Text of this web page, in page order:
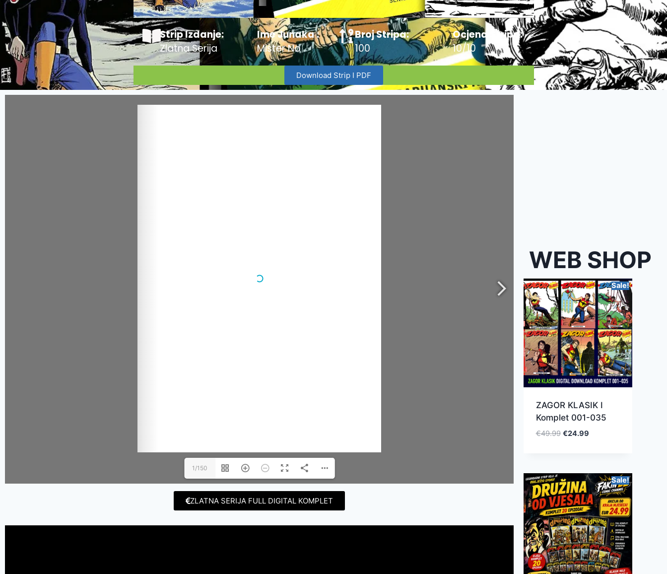
Strip Izdanje:
Zlatna Serija
Ime Junaka :
Mister No
Broj Stripa:
100
Ocjena Stripa:
10/10
Download Strip I PDF
1/150
ZLATNA SERIJA FULL DIGITAL KOMPLET
WEB SHOP
Sale!
ZAGOR KLASIK I
Komplet 001-035
€49.99 €24.99
Sale!